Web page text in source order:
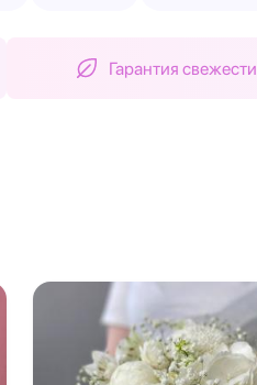
Гарантия свежести